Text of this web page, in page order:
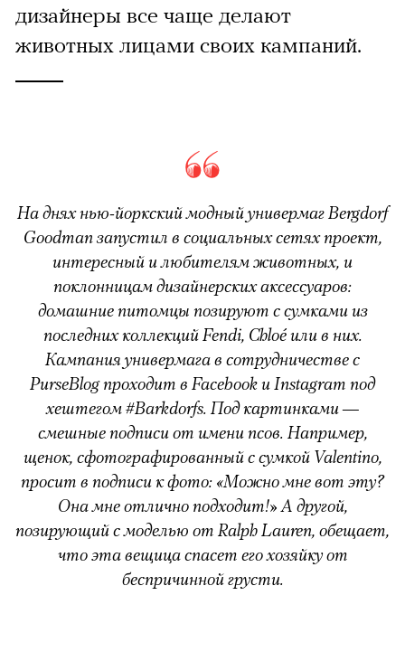
дизайнеры все чаще делают
животных лицами своих кампаний.
На днях нью-йоркский модный универмаг Bergdorf
Goodman запустил в социальных сетях проект,
интересный и любителям животных, и
поклонницам дизайнерских аксессуаров:
домашние питомцы позируют с сумками из
последних коллекций Fendi, Chloé или в них.
Кампания универмага в сотрудничестве с
PurseBlog проходит в Facebook и Instagram под
хештегом #Barkdorfs. Под картинками —
смешные подписи от имени псов. Например,
щенок, сфотографированный с сумкой Valentino,
просит в подписи к фото: «Можно мне вот эту?
Она мне отлично подходит!» А другой,
позирующий с моделью от Ralph Lauren, обещает,
что эта вещица спасет его хозяйку от
беспричинной грусти.